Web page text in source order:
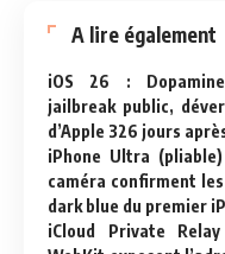
A lire également
iOS 26 :
jailbreak public,
d’Apple 326 jours
iPhone Ultra
caméra confirment
dark blue du premier
iCloud Private